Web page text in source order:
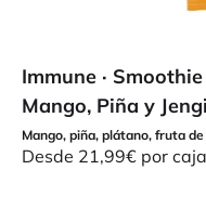
Immune ·
Mango, Piña y
Mango, piña, plátano, fruta
Precio de oferta
Desde 21,99€ por caja